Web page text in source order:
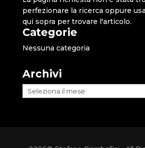
perfezionare la ricerca oppure
qui sopra per trovare l'articolo.
Categorie
Nessuna categoria
Archivi
Archivi